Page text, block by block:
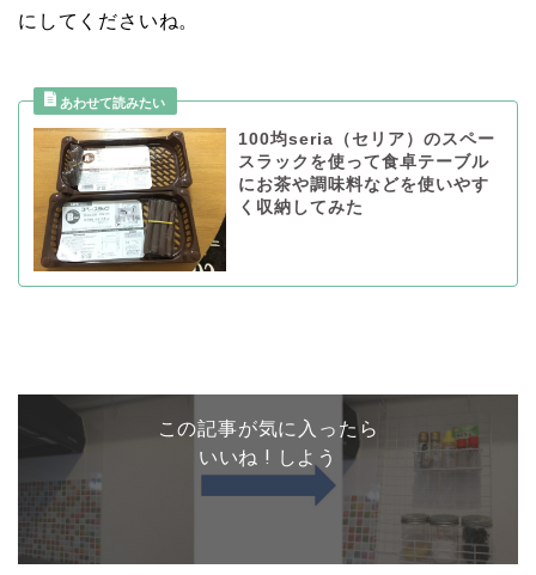
にしてくださいね。
100均seria（セリア）のスペー
スラックを使って食卓テーブル
にお茶や調味料などを使いやす
く収納してみた
この記事が気に入ったら
いいね ! しよう